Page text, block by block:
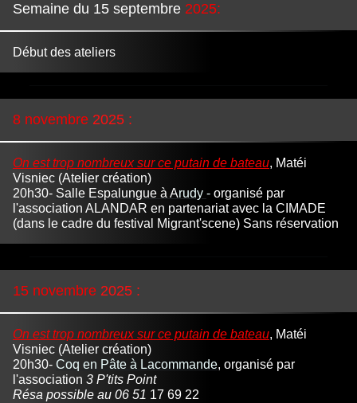
Semaine du 15 septembre 2025:
Début des ateliers
8 novembre 2025 :
On est trop nombreux sur ce putain de bateau, Matéi
Visniec (Atelier création)
20h30- Salle Espalungue à Arudy - organisé par
l'association ALANDAR en partenariat avec la CIMADE
(dans le cadre du festival Migrant'scene) Sans réservation
15 novembre 2025 :
On est trop nombreux sur ce putain de bateau, Matéi
Visniec (Atelier création)
20h30- Coq en Pâte à Lacommande, organisé par
l'association 3 P'tits Point
Résa possible au 06 51 17 69 22